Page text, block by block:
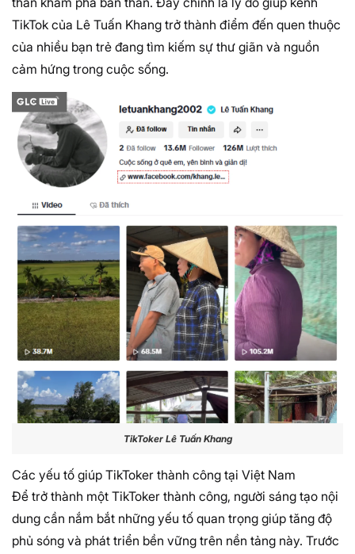
TikTok của Lê Tuấn Khang trở thành điểm đến quen thuộc
của nhiều bạn trẻ đang tìm kiếm sự thư giãn và nguồn
cảm hứng trong cuộc sống.
TikToker Lê Tuấn Khang
Các yếu tố giúp TikToker thành công tại Việt Nam
Để trở thành một TikToker thành công, người sáng tạo nội
dung cần nắm bắt những yếu tố quan trọng giúp tăng độ
phủ sóng và phát triển bền vững trên nền tảng này. Trước